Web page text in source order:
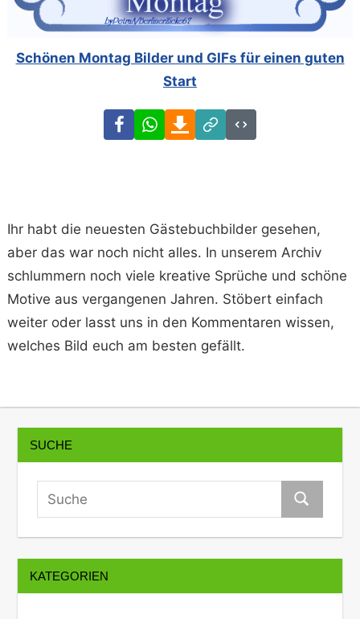
Schönen Montag Bilder und GIFs für einen guten
Start
FacebookWhatsAppDownload
Link
Code
Ihr habt die neuesten Gästebuchbilder gesehen,
aber das war noch nicht alles. In unserem Archiv
schlummern noch viele kreative Sprüche und schöne
Motive aus vergangenen Jahren. Stöbert einfach
weiter oder lasst uns in den Kommentaren wissen,
welches Bild euch am besten gefällt.
SUCHE
KATEGORIEN